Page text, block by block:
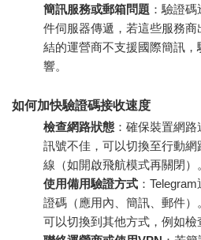
簡訊服務或郵箱問題 ：驗證
件伺服器傳遞，若這些服務
結的運營商不支援國際簡訊
響。
如何加快驗證碼接收速度
檢查網路狀態 ：確保裝置網
訊號不佳，可以切換至行動
線（如開啟飛航模式再關閉）
使用備用驗證方式 ：
證碼（應用內、簡訊、郵件）
可以切換到其他方式，例如檢